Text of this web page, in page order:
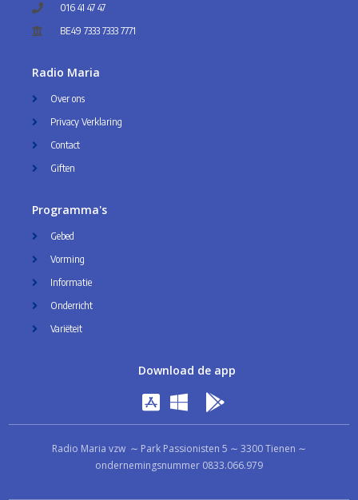
016 41 47 47
BE49 7333 7333 7771
Radio Maria
Over ons
Privacy Verklaring
Contact
Giften
Programma's
Gebed
Vorming
Informatie
Onderricht
Variëteit
Download de app
Radio Maria vzw ∼ Park Passionisten 5 ∼ 3300 Tienen ∼
ondernemingsnummer 0833.066.979